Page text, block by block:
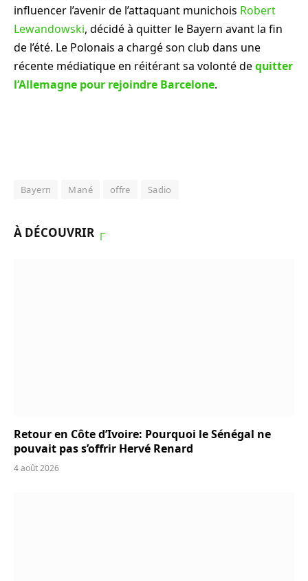
influencer l’avenir de l’attaquant munichois Robert
Lewandowski, décidé à quitter le Bayern avant la fin
de l’été. Le Polonais a chargé son club dans une
récente médiatique en réitérant sa volonté dequitter
l’Allemagne pour rejoindre Barcelone.
Bayern Mané offre Sadio
À DÉCOUVRIR ┌
Retour en Côte d’Ivoire: Pourquoi le Sénégal ne
pouvait pas s’offrir Hervé Renard
4 août 2026